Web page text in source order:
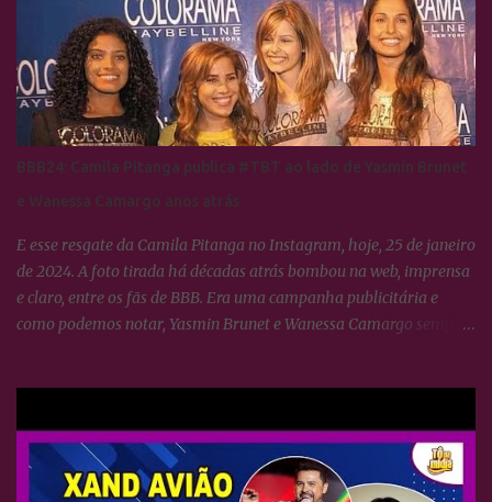
BBB24: Camila Pitanga publica #TBT ao lado de Yasmin Brunet
e Wanessa Camargo anos atrás
E esse resgate da Camila Pitanga no Instagram, hoje, 25 de janeiro
de 2024. A foto tirada há décadas atrás bombou na web, imprensa
e claro, entre os fãs de BBB. Era uma campanha publicitária e
como podemos notar, Yasmin Brunet e Wanessa Camargo sempre